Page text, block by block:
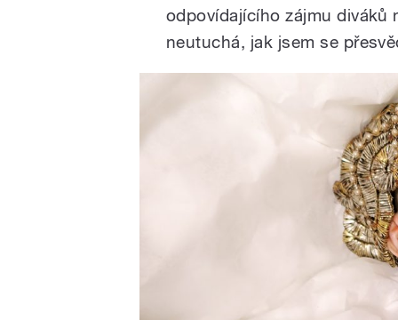
odpovídajícího zájmu diváků
neutuchá, jak jsem se